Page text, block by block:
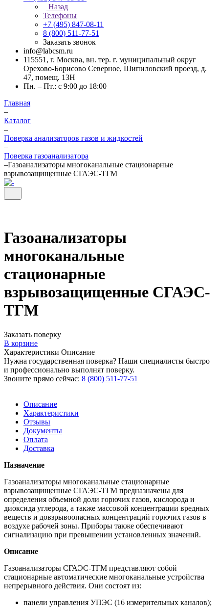
Назад
Телефоны
+7 (495) 847-08-11
8 (800) 511-77-51
Заказать звонок
info@labcsm.ru
115551, г. Москва, вн. тер. г. муниципальный округ
Орехово-Борисово Северное, Шипиловский проезд, д.
47, помещ. 13Н
Пн. – Пт.: с 9:00 до 18:00
Главная
–
Каталог
–
Поверка анализаторов газов и жидкостей
–
Поверка газоанализатора
–Газоанализаторы многоканальные стационарные
взрывозащищенные СГАЭС-ТГМ
Газоанализаторы
многоканальные
стационарные
взрывозащищенные СГАЭС-
ТГМ
Заказать поверку
В корзине
Характеристики Описание
Нужна государственная поверка? Наши специалисты быстро
и профессионально выполнят поверку.
Звоните прямо сейчас: 8 (800) 511-77-51
Описание
Характеристики
Отзывы
Документы
Оплата
Доставка
Назначение
Газоанализаторы многоканальные стационарные
взрывозащищенные СГАЭС-ТГМ предназначены для
определения объемной доли горючих газов, кислорода и
диоксида углерода, а также массовой концентрации вредных
веществ и довзрывоопасных концентраций горючих газов в
воздухе рабочей зоны. Приборы также обеспечивают
сигнализацию при превышении установленных значений.
Описание
Газоанализаторы СГАЭС-ТГМ представляют собой
стационарные автоматические многоканальные устройства
непрерывного действия. Они состоят из:
панели управления УПЭС (16 измерительных каналов);